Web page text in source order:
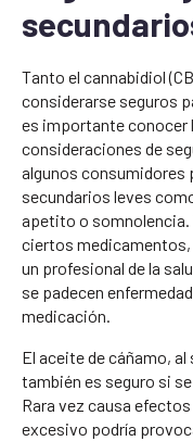
Tanto el cannabidiol
considerarse seguros
es importante conocer
consideraciones de
algunos consumidores
secundarios leves
apetito o somnolencia.
ciertos medicamentos,
un profesional de la
se padecen
medicación.
El aceite de cáñamo,
también es seguro si
Rara vez causa
excesivo podría